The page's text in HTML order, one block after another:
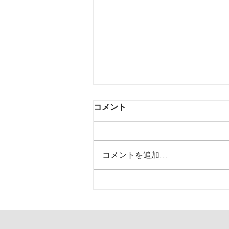
株式会社Qinowa プライバシ
ーポリシー改定のお知らせ
療」の未来
いただき、誠にありがとうござい
ます。 昨日、当社の「プライバ
の取り扱いや、外部サービス・広
コメント
コメントを追加…